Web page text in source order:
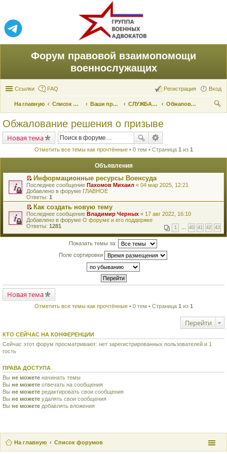
Форум правовой взаимопомощи
военнослужащих
Ссылки FAQ Вход
Регистрация
На главную Список форумов Ваши права и их реализация СЛУЖБА ПО ПРИЗЫВУ
Обжалование решения о призыве
Обжалование решения о призыве
Новая тема
Отметить все темы как прочтённые• 0 тем • Страница 1 из 1
Объявления
П
е
р
е
й
т
и
к
е
п
р
о
ч
н
м
о
о
б
щ
е
и
ю
Информационные ресурсы Военсуда
Последнее сообщение Пахомов Михаил « 04 мар 2025, 12:21
Добавлено в форуме ГЛАВНОЕ
Ответы: 1
П
е
р
й
о
у
ч
и
т
о
м
у
с
о
о
б
Как создать новую тему
Последнее сообщение Владимир Черных « 17 авг 2022, 16:10
Добавлено в форуме О форуме и его поддержке
Ответы: 1281 1 … 40 41 42 43
Показать темы за:
Поле сортировки
Новая тема
Отметить все темы как прочтённые• 0 тем • Страница 1 из 1
Перейти
КТО СЕЙЧАС НА КОНФЕРЕНЦИИ
Сейчас этот форум просматривают: нет зарегистрированных пользователей и 1
гость
ПРАВА ДОСТУПА
Вы не можете начинать темы
Вы не можете отвечать на сообщения
Вы не можете редактировать свои сообщения
Вы не можете удалять свои сообщения
Вы не можете добавлять вложения
На главную Список форумов